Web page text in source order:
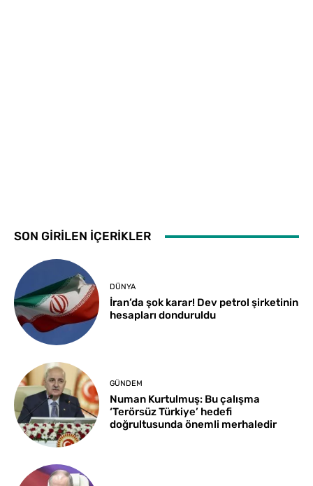
SON GİRİLEN İÇERİKLER
DÜNYA
İran’da şok karar! Dev petrol şirketinin
hesapları donduruldu
GÜNDEM
Numan Kurtulmuş: Bu çalışma
‘Terörsüz Türkiye’ hedefi
doğrultusunda önemli merhaledir